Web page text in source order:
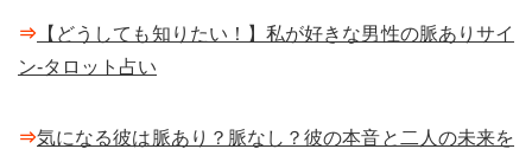
⇒ 【どうしても知りたい！】私が好きな男性の脈ありサイ
ン-タロット占い
⇒気になる彼は脈あり？脈なし？彼の本音と二人の未来を